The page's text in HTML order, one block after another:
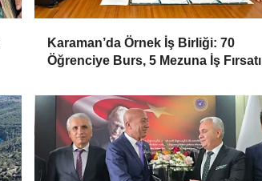
Karaman’da Örnek İş Birliği: 70
Öğrenciye Burs, 5 Mezuna İş Fırsatı